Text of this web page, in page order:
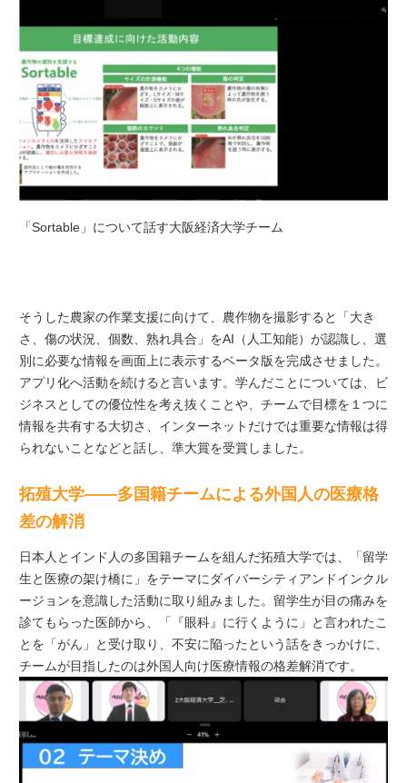
「Sortable」について話す大阪経済大学チーム
そうした農家の作業支援に向けて、農作物を撮影すると「大き
さ、傷の状況、個数、熟れ具合」をAI（人工知能）が認識し、選
別に必要な情報を画面上に表示するベータ版を完成させました。
アプリ化へ活動を続けると言います。学んだことについては、ビ
ジネスとしての優位性を考え抜くことや、チームで目標を１つに
情報を共有する大切さ、インターネットだけでは重要な情報は得
られないことなどと話し、準大賞を受賞しました。
拓殖大学――多国籍チームによる外国人の医療格
差の解消
日本人とインド人の多国籍チームを組んだ拓殖大学では、「留学
⽣と医療の架け橋に」をテーマにダイバーシティアンドインクル
ージョンを意識した活動に取り組みました。留学生が目の痛みを
診てもらった医師から、「『眼科』に行くように」と言われたこ
とを「がん」と受け取り、不安に陥ったという話をきっかけに、
チームが目指したのは外国人向け医療情報の格差解消です。